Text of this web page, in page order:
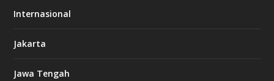
Internasional
Jakarta
Jawa Tengah